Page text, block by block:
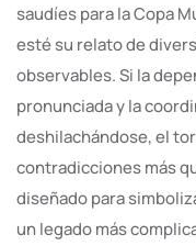
saudíes para la Copa
esté su relato de
observables. Si la
pronunciada y la
deshilachándose, el
contradicciones más
diseñado para
un legado más